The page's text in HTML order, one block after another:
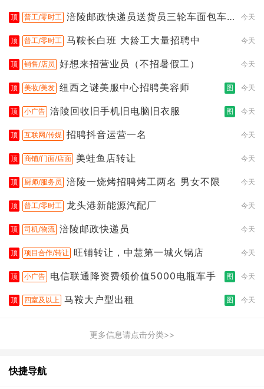
顶 普工/零时工 涪陵邮政快递员送货员三轮车面包车
今天
顶 普工/零时工 马鞍长白班 大龄工大量招聘中 今天
顶 销售/店员 好想来招营业员（不招暑假工） 今天
顶 美妆/美发 纽西之谜美服中心招聘美容师 图 今天
顶 小广告 涪陵回收旧手机旧电脑旧衣服 图 今天
顶 互联网/传媒 招聘抖音运营一名 今天
顶 商铺/门面/店面 美蛙鱼店转让 今天
顶 厨师/服务员 涪陵一烧烤招聘烤工两名 男女不限 今天
顶 普工/零时工 龙头港新能源汽配厂 今天
顶 司机/物流 涪陵邮政快递员 今天
顶 项目合作/转让 旺铺转让，中慧第一城火锅店 今天
顶 小广告 电信联通降资费领价值5000电瓶车手 图 今天
顶 四室及以上 马鞍大户型出租 图 今天
更多信息请点击分类>>
快捷导航